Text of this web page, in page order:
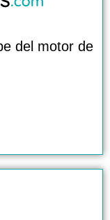
del motor de